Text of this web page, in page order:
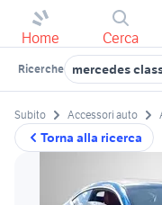
Home Cerca
Ricerche mercedes
Torna alla ricerca
Subito Accessori auto